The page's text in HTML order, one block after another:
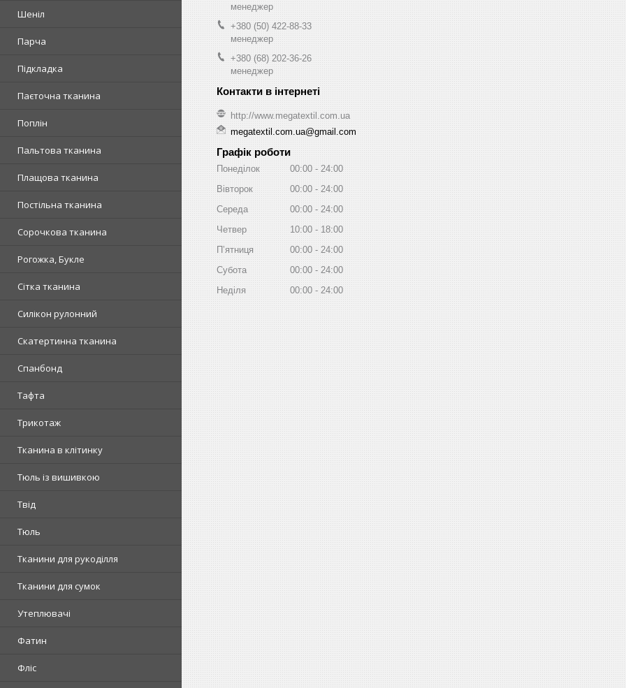
Шеніл
Парча
Підкладка
Паєточна тканина
Поплін
Пальтова тканина
Плащова тканина
Постільна тканина
Сорочкова тканина
Рогожка, Букле
Сітка тканина
Силікон рулонний
Скатертинна тканина
Спанбонд
Тафта
Трикотаж
Тканина в клітинку
Тюль із вишивкою
Твід
Тюль
Тканини для рукоділля
Тканини для сумок
Утеплювачі
Фатин
Фліс
менеджер
+380 (50) 422-88-33
менеджер
+380 (68) 202-36-26
менеджер
http://www.megatextil.com.ua
megatextil.com.ua@gmail.com
Графік роботи
Понеділок 00:00
24:00
Вівторок
00:00
24:00
Середа
00:00
24:00
Четвер
10:00
18:00
Пʼятниця
00:00
24:00
Субота
00:00
24:00
Неділя
00:00 24:00